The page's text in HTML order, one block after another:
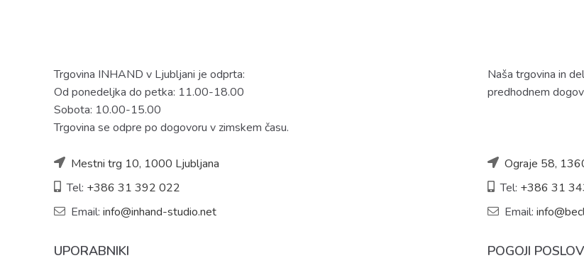
Trgovina INHAND v Ljubljani je odprta:
Od ponedeljka do petka: 11.00-18.00
Sobota: 10.00-15.00
Trgovina se odpre po dogovoru v zimskem času.
Mestni trg 10, 1000 Ljubljana
Tel: +386 31 392 022
Email: info@inhand-studio.net
Naša trgovina in
predhodnem
Ograje 58,
Tel: +386 31
Email:
UPORABNIKI POGOJI